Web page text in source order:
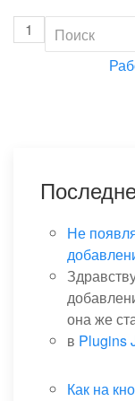
1
Не
она же
в Plugins
Как на